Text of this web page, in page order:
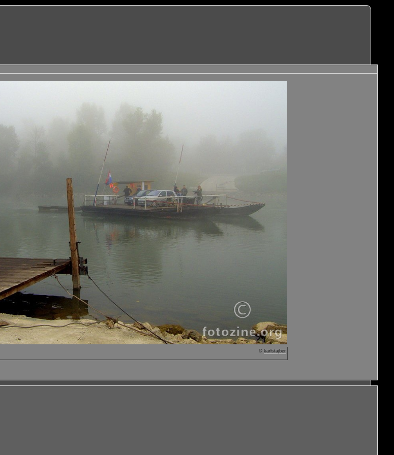
© karlstajber